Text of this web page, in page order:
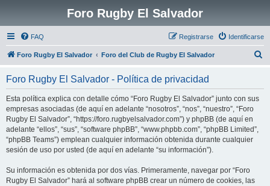
Foro Rugby El Salvador
FAQ Identificarse
Registrarse
Foro Rugby El Salvador Foro del Club de Rugby El Salvador
Foro Rugby El Salvador - Política de privacidad
Esta política explica con detalle cómo “Foro Rugby El Salvador” junto con sus
empresas asociadas (de aquí en adelante “nosotros”, “nos”, “nuestro”, “Foro
Rugby El Salvador”, “https://foro.rugbyelsalvador.com”) y phpBB (de aquí en
adelante “ellos”, “sus”, “software phpBB”, “www.phpbb.com”, “phpBB Limited”,
“phpBB Teams”) emplean cualquier información obtenida durante cualquier
sesión de uso por usted (de aquí en adelante “su información”).
Su información es obtenida por dos vías. Primeramente, navegar por “Foro
Rugby El Salvador” hará al software phpBB crear un número de cookies, las